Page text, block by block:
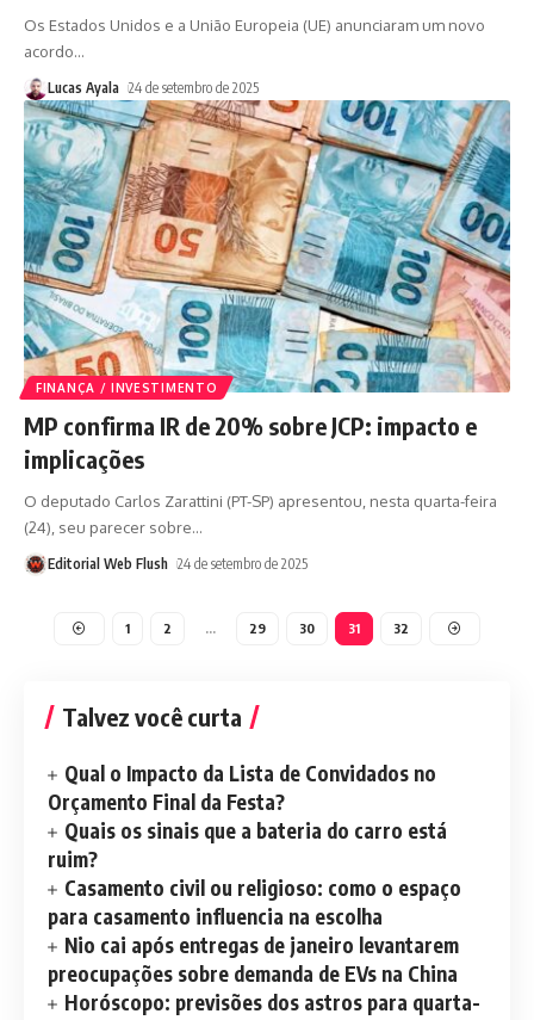
Os Estados Unidos e a União Europeia (UE) anunciaram um novo
acordo…
Lucas Ayala 24 de setembro de 2025
FINANÇA / INVESTIMENTO
MP confirma IR de 20% sobre JCP: impacto e
implicações
O deputado Carlos Zarattini (PT-SP) apresentou, nesta quarta-feira
(24), seu parecer sobre…
Editorial Web Flush 24 de setembro de 2025
1 2 … 29 30 31 32
Talvez você curta
Qual o Impacto da Lista de Convidados no
Orçamento Final da Festa?
Quais os sinais que a bateria do carro está
ruim?
Casamento civil ou religioso: como o espaço
para casamento influencia na escolha
Nio cai após entregas de janeiro levantarem
preocupações sobre demanda de EVs na China
Horóscopo: previsões dos astros para quarta-